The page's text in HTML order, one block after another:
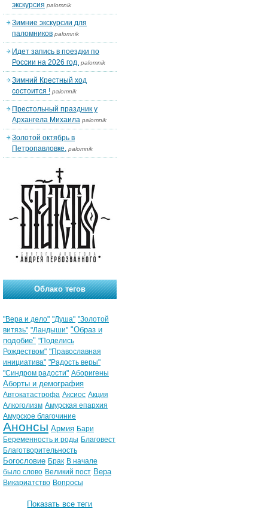
экскурсия palomnik
Зимние экскурсии для
паломников palomnik
Идет запись в поездки по
России на 2026 год. palomnik
Зимний Крестный ход
состоится ! palomnik
Престольный праздник у
Архангела Михаила palomnik
Золотой октябрь в
Петропавловке. palomnik
Облако тегов
"Вера и дело" "Душа" "Золотой
витязь" "Ландыши" "Образ и
подобие" "Поделись
Рождеством" "Православная
инициатива" "Радость веры"
"Синдром радости" Аборигены
Аборты и демография
Автокатастрофа Аксиос Акция
Алкоголизм Амурская епархия
Амурское благочиние
Анонсы Армия Бари
Беременность и роды Благовест
Благотворительность
Богословие Брак В начале
было слово Великий пост Вера
Викариатство Вопросы
Показать все теги